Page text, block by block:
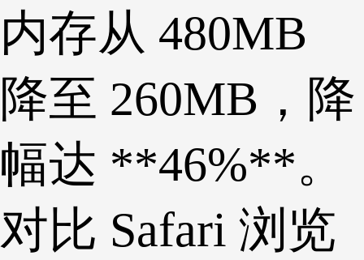
内存从 480MB
降至 260MB，降
幅达 **46%**。
对比 Safari 浏览